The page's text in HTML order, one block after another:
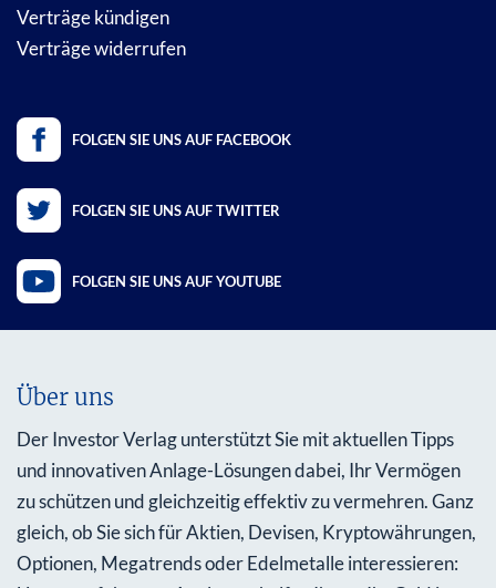
Verträge kündigen
Verträge widerrufen
FOLGEN SIE UNS AUF FACEBOOK
FOLGEN SIE UNS AUF TWITTER
FOLGEN SIE UNS AUF YOUTUBE
Über uns
Der Investor Verlag unterstützt Sie mit aktuellen Tipps
und innovativen Anlage-Lösungen dabei, Ihr Vermögen
zu schützen und gleichzeitig effektiv zu vermehren. Ganz
gleich, ob Sie sich für Aktien, Devisen, Kryptowährungen,
Optionen, Megatrends oder Edelmetalle interessieren: